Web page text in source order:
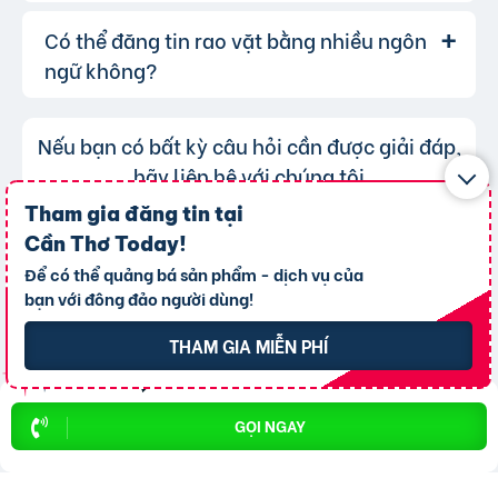
GỌI NGAY
Tham gia đăng tin tại
Cần Thơ Today!
Để có thể quảng bá sản phẩm - dịch vụ của
bạn với đông đảo người dùng!
THAM GIA MIỄN PHÍ
Sử dụng các gói dịch vụ nâng cấp để tăng
khả năng hiển thị.
cũng có thể thay đổi danh mục cho phù hợp,
bạn chỉ không thể chuyển tin đăng sang
chuyên mục khác mà cần đăng tin mới.
Trả lời: Lượt xem của tin đăng được đo lường
thông qua lượt nhấp và truy cập trực tiếp, có
bài đăng.
Có thể đăng tin rao vặt bằng nhiều ngôn
ngữ không?
Trả lời:
Không, trang web chỉ chấp nhận các
tin đăng sử dụng tiếng Việt có dấu.
Nếu bạn có bất kỳ câu hỏi cần được giải đáp,
hãy liên hệ với chúng tôi
GỬI CÂU HỎI
Chào mừng
THÀNH VIÊN MỚI